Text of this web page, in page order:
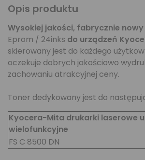
Opis produktu
Wysokiej jakości, fabrycznie
Eprom / 24inks do urządzeń
skierowany jest do każdego
oczekuje dobrych jakościowo
zachowaniu atrakcyjnej ceny.
Toner dedykowany jest do
Kyocera-Mita drukarki laserowe
wielofunkcyjne
FS C 8500 DN